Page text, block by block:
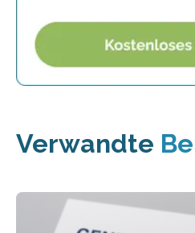
Verwandte